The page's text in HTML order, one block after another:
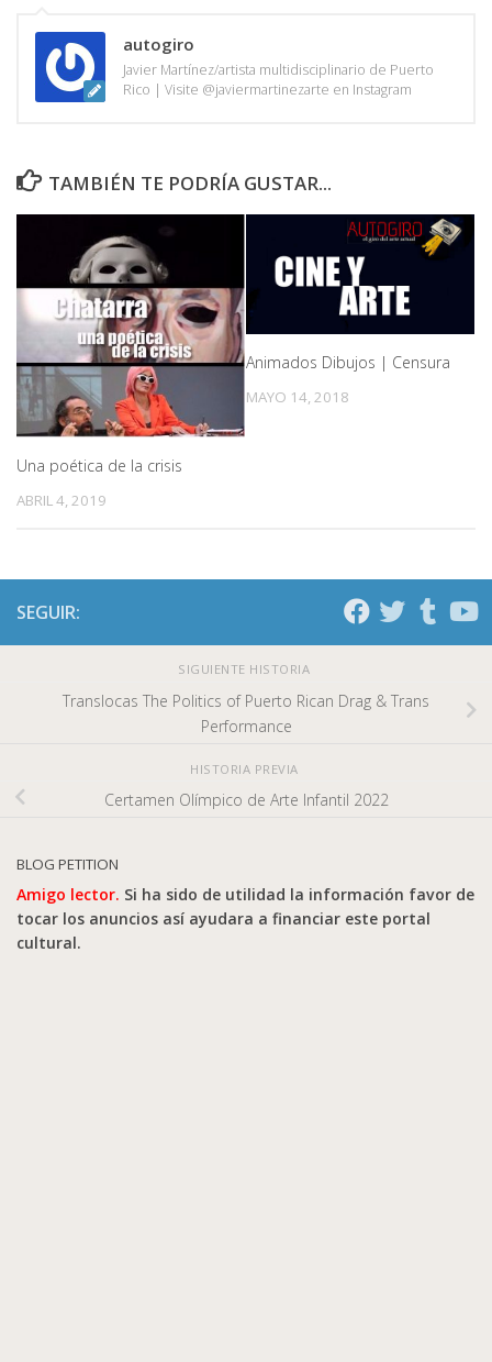
autogiro
Javier Martínez/artista multidisciplinario de Puerto
Rico | Visite @javiermartinezarte en Instagram
TAMBIÉN TE PODRÍA GUSTAR...
Una poética de la crisis
ABRIL 4, 2019
Animados Dibujos | Censura
MAYO 14, 2018
SEGUIR:
SIGUIENTE HISTORIA
Translocas The Politics of Puerto Rican Drag & Trans
Performance
HISTORIA PREVIA
Certamen Olímpico de Arte Infantil 2022
BLOG PETITION
Amigo lector. Si ha sido de utilidad la información favor de
tocar los anuncios así ayudara a financiar este portal
cultural.